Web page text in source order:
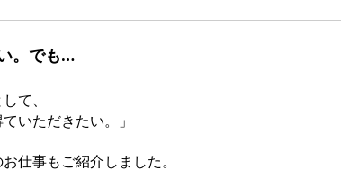
。でも…
て、
いただきたい。」
仕事もご紹介しました。